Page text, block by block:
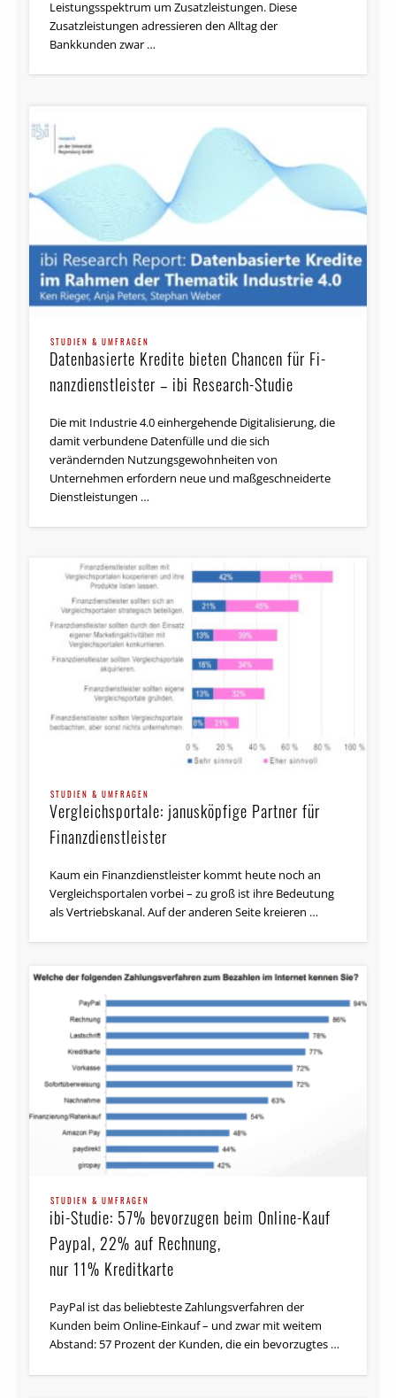
Leistungsspektrum um Zusatzleistungen. Diese
Zusatzleistungen adressieren den Alltag der
Bankkunden zwar …
STUDIEN & UMFRAGEN
Datenbasierte Kredite bieten Chancen für Fi­
nanz­dienst­leis­ter – ibi Research-Studie
Die mit Industrie 4.0 einhergehende Digitalisierung, die
damit verbundene Datenfülle und die sich
verändernden Nutz­ungs­ge­wohn­heiten von
Unternehmen erfordern neue und maßgeschneiderte
Dienstleistungen …
STUDIEN & UMFRAGEN
Vergleichsportale: janusköpfige Partner für
Finanzdienstleister
Kaum ein Finanzdienstleister kommt heute noch an
Vergleichsportalen vorbei – zu groß ist ihre Bedeutung
als Vertriebskanal. Auf der anderen Seite kreieren …
STUDIEN & UMFRAGEN
ibi-Studie: 57% bevorzugen beim Online-Kauf
Paypal, 22% auf Rechnung,
nur 11% Kreditkarte
PayPal ist das beliebteste Zahlungs­verfahren der
Kunden beim Online-Einkauf – und zwar mit weitem
Abstand: 57 Prozent der Kunden, die ein bevorzugtes …